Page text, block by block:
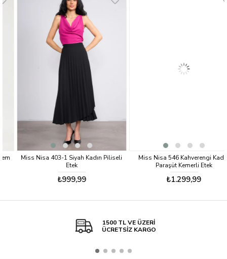
Miss Nisa 403-1 Siyah Kadın Piliseli
₺999,99
Miss Nisa 546 Kahverengi Kadın
Paraşüt Kemerli Etek
₺1.299,99
1500 TL VE ÜZERİ
ÜCRETSİZ KARGO